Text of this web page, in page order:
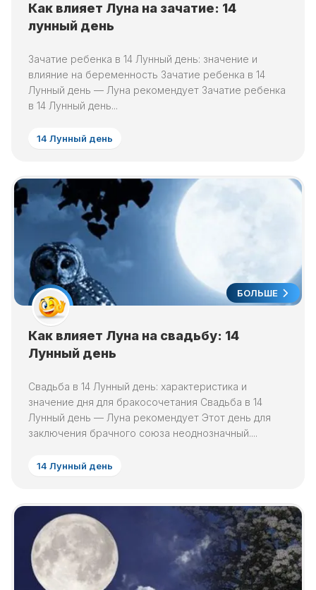
Как влияет Луна на зачатие: 14
лунный день
Зачатие ребенка в 14 Лунный день: значение и
влияние на беременность Зачатие ребенка в 14
Лунный день — Луна рекомендует Зачатие ребенка
в 14 Лунный день...
14 Лунный день
БОЛЬШЕ
Как влияет Луна на свадьбу: 14
Лунный день
Свадьба в 14 Лунный день: характеристика и
значение дня для бракосочетания Свадьба в 14
Лунный день — Луна рекомендует Этот день для
заключения брачного союза неоднозначный....
14 Лунный день